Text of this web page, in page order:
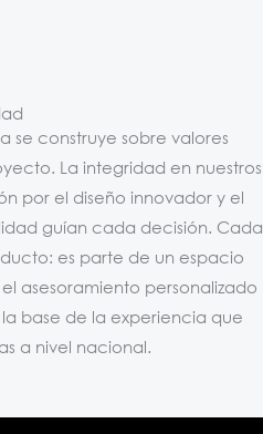
se construye sobre valores
La integridad en nuestros
por el diseño innovador y el
guían cada decisión. Cada
es parte de un espacio
asesoramiento personalizado
base de la experiencia que
a nivel nacional.